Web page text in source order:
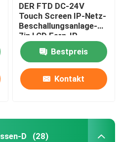
DER FTD DC-24V
Touch Screen IP-Netz-
Beschallungsanlage-
7in LCD Fern-IP
basierte Mikrofon
Bestpreis
Kontakt
D (28)